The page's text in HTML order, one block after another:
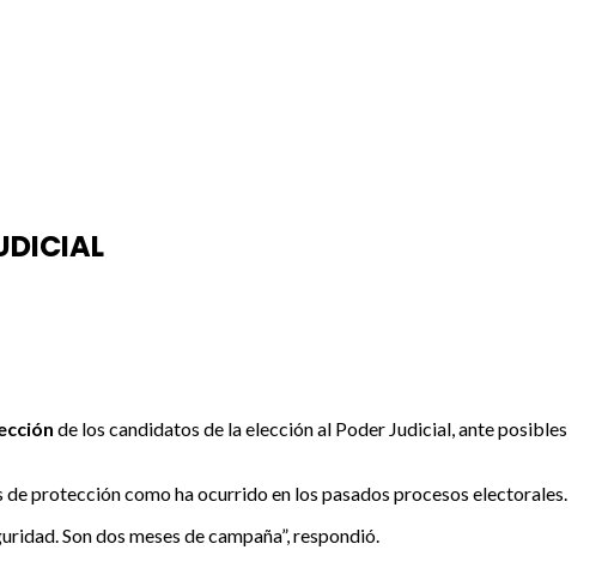
de los candidatos de la elección al Poder Judicial, ante posibles
protección como ha ocurrido en los pasados procesos electorales.
Son dos meses de campaña”, respondió.